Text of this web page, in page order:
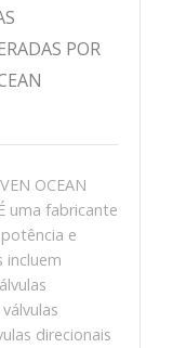
POR
OCEAN
uma fabricante
e
incluem
direcionais